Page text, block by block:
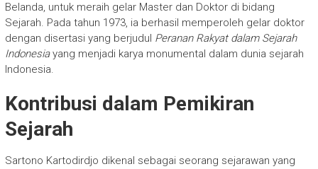
Belanda, untuk meraih gelar Master dan Doktor di bidang
Sejarah. Pada tahun 1973, ia berhasil memperoleh gelar doktor
dengan disertasi yang berjudul Peranan Rakyat dalam Sejarah
Indonesiayang menjadi karya monumental dalam dunia sejarah
Indonesia.
Kontribusi dalam Pemikiran
Sejarah
Sartono Kartodirdjo dikenal sebagai seorang sejarawan yang